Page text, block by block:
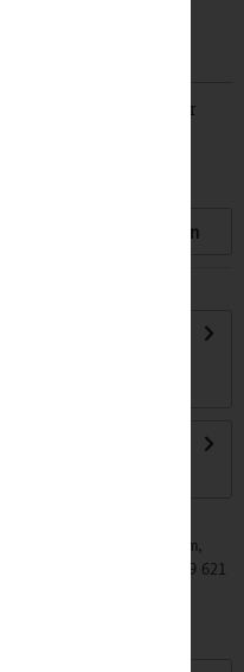
bleiben Sie stets über
Speichern
schnellen Moves
Str. 4, 68229 Mannheim,
mycybergroup.com, +49 621
finden Sie